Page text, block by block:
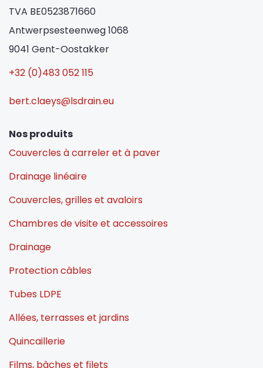
TVA BE0523871660
Antwerpsesteenweg 1068
9041 Gent-Oostakker
+32 (0)483 052 115
bert.claeys@lsdrain.eu
Nos produits
Couvercles à carreler et à paver
Drainage linéaire
Couvercles, grilles et avaloirs
Chambres de visite et accessoires
Drainage
Protection câbles
Tubes LDPE
Allées, terrasses et jardins
Quincaillerie
Films, bâches et filets